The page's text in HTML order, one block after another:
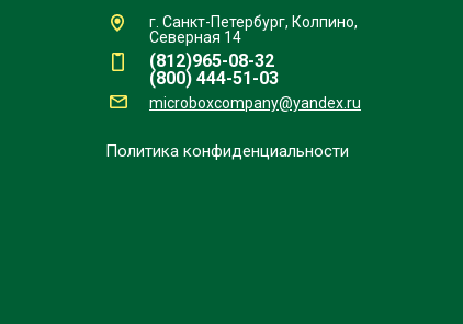
г. Санкт-Петербург, Колпино,
Северная 14
(812)965-08-32
(800) 444-51-03
microboxcompany@yandex.ru
Политика конфиденциальности